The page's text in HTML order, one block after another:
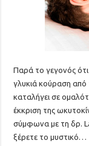
Παρά το γεγονός ότι
γλυκιά κούραση
καταλήγει σε
έκκριση της
σύμφωνα με τη δρ.
ξέρετε το μυστικό…